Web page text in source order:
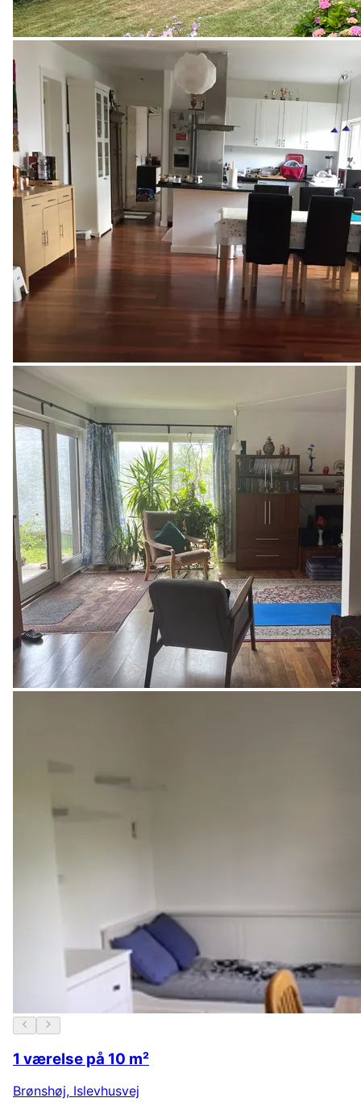
1 værelse på 10 m²
Brønshøj, Islevhusvej